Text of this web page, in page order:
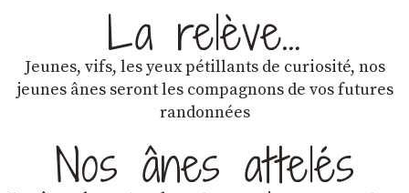
La relève…
Jeunes, vifs, les yeux pétillants de curiosité, nos
jeunes ânes seront les compagnons de vos futures
randonnées
Nos ânes attelés